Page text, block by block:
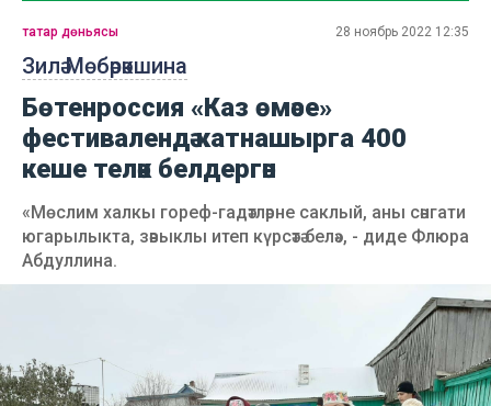
Зилә Мөбәрәкшина
татар дөньясы 28 ноябрь 2022 12:35
Бөтенроссия «Каз өмәсе»
фестивалендә катнашырга 400
кеше теләк белдергән
«Мөслим халкы гореф-гадәтләрне саклый, аны сәнгати
югарылыкта, зәвыклы итеп күрсәтә белә», - диде Флюра
Абдуллина.